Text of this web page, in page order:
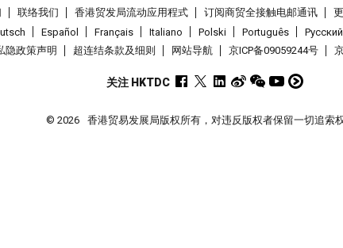
联络我们 香港贸发局流动应用程式 订阅商贸全接触电邮通讯
Español Français Italiano Polski Português Pусский
隐政策声明 超连结条款及细则 网站导航 京ICP备09059244号
关注 HKTDC
© 2026 香港贸易发展局版权所有，对违反版权者保留一切追索权